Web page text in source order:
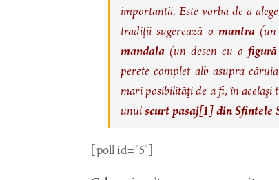
importantă. Este vorba de a
tradiţii sugerează omantra
mandala (un desen cu o
perete complet alb asupra
mari posibilităţi de a fi, în acelaşi
unuiscurt pasaj[1]din Sfintele
[poll id="5"]